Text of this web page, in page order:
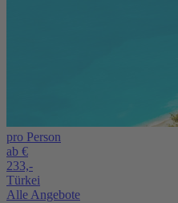
pro Person
ab €
233,-
Türkei
Alle Angebote